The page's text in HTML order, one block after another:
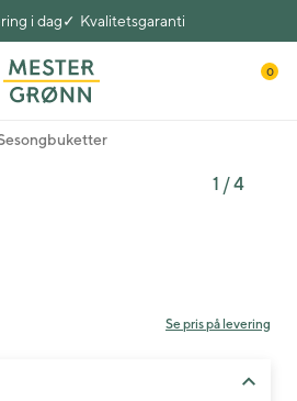
i dag Kvalitetsgaranti
0
1 /4
Se pris på levering